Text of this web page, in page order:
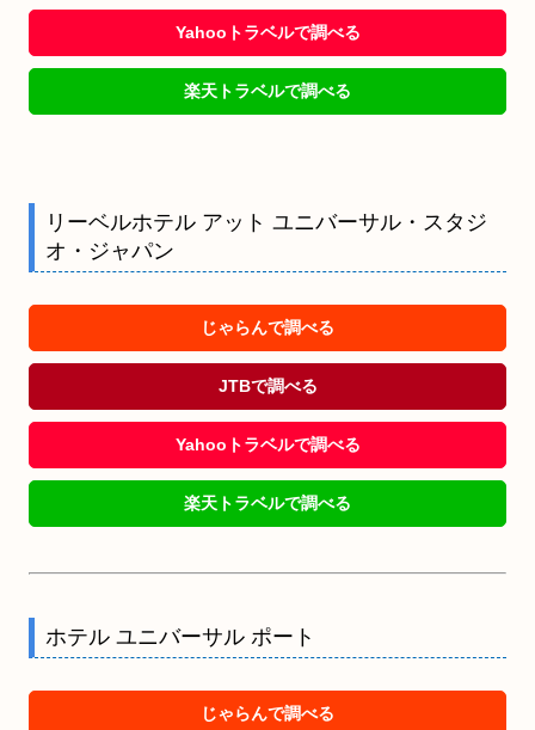
Yahooトラベルで調べる
楽天トラベルで調べる
リーベルホテル アット ユニバーサル・スタジ
オ・ジャパン
じゃらんで調べる
JTBで調べる
Yahooトラベルで調べる
楽天トラベルで調べる
ホテル ユニバーサル ポート
じゃらんで調べる